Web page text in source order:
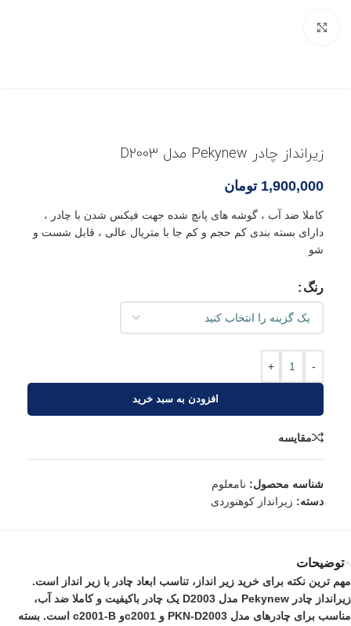
زیرانداز چادر Pekynew مدل D2003
1,900,000 تومان
کاملا ضد آب ، گوشه های پانچ شده جهت فیکس شدن با چادر ،
دارای بسته بندی کم حجم و کم جا با متریال عالی ، قابل شست و
شو
رنگ
-
+
افزودن به سبد خرید
مقایسه
شناسه محصول: نامعلوم
دسته: زیرانداز کوهنوردی
توضیحات
مهم ترین نکته برای خرید زیر انداز، تناسب ابعاد چادر با زیر انداز
است.
زیرانداز چادر Pekynew مدل D2003 یک چادر باکیفیت و کاملا ضد آب،
مناسب برای چادرهای مدل PKN-D2003 و c2001و c2001-B است. بسته